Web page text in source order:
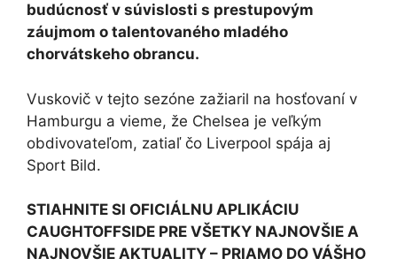
budúcnosť v súvislosti s prestupovým
záujmom o talentovaného mladého
chorvátskeho obrancu.
Vuskovič v tejto sezóne zažiaril na hosťovaní v
Hamburgu a vieme, že Chelsea je veľkým
obdivovateľom, zatiaľ čo Liverpool spája aj
Sport Bild.
STIAHNITE SI OFICIÁLNU APLIKÁCIU
CAUGHTOFFSIDE PRE VŠETKY NAJNOVŠIE A
NAJNOVŠIE AKTUALITY – PRIAMO DO VÁŠHO